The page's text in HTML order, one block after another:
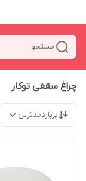
جستجو
چراغ سقفی توکار
پربازدیدترین